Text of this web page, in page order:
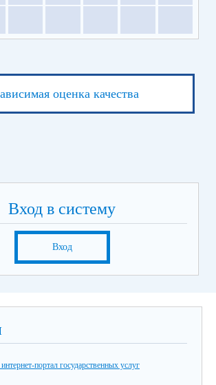
оценка качества
Вход в систему
Вход
портал государственных услуг